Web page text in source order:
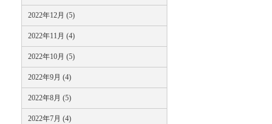
2022年12月 (5)
2022年11月 (4)
2022年10月 (5)
2022年9月 (4)
2022年8月 (5)
2022年7月 (4)